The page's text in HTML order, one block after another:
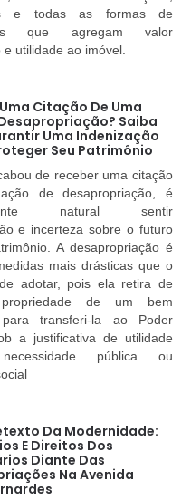
e todas as formas de
que agregam valor
utilidade ao imóvel.
Citação De Uma
Saiba
Uma Indenização
Seu Patrimônio
de receber uma citação
de desapropriação, é
natural sentir
e incerteza sobre o futuro
A desapropriação é
mais drásticas que o
adotar, pois ela retira de
de um bem
para transferi-la ao Poder
a justificativa de utilidade
pública ou
Da Modernidade:
E Direitos Dos
Diante Das
Na Avenida